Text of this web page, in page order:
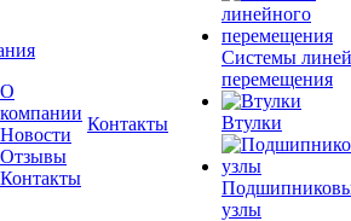
О
компании
Новости
Отзывы
Контакты
Контакты
Системы
перемещения
Втулки
узлы